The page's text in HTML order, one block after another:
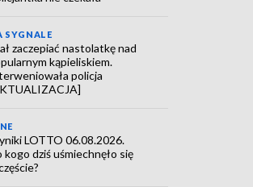
SYGNALE
zaczepiać nastolatkę nad
kąpieliskiem.
policja
LOTTO 06.08.2026.
kogo dziś uśmiechnęło się